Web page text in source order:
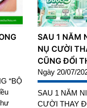
“BỘ
SAU 1 NĂM
NỤ CƯỜI
CŨNG ĐỔI
Ngày 20/07/
SAU 1 NĂM
CƯỜI THAY